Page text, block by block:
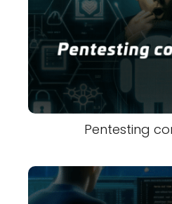
Pentesting